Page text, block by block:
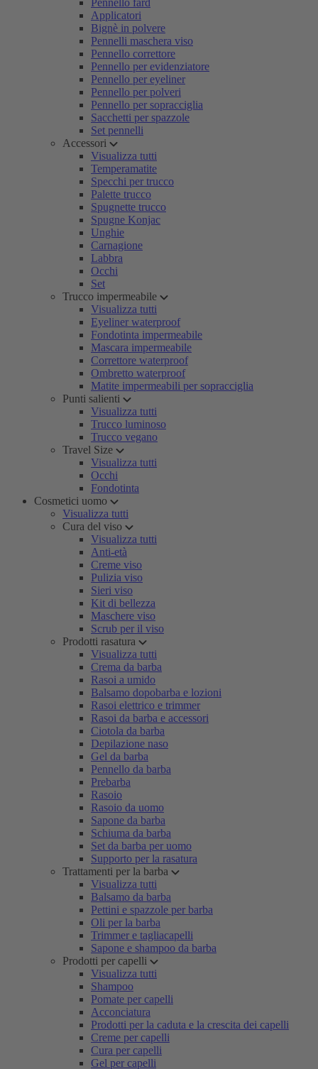
Pennello fard
Applicatori
Bignè in polvere
Pennelli maschera viso
Pennello correttore
Pennello per evidenziatore
Pennello per eyeliner
Pennello per polveri
Pennello per sopracciglia
Sacchetti per spazzole
Set pennelli
Accessori
Visualizza tutti
Temperamatite
Specchi per trucco
Palette trucco
Spugnette trucco
Spugne Konjac
Unghie
Carnagione
Labbra
Occhi
Set
Trucco impermeabile
Visualizza tutti
Eyeliner waterproof
Fondotinta impermeabile
Mascara impermeabile
Correttore waterproof
Ombretto waterproof
Matite impermeabili per sopracciglia
Punti salienti
Visualizza tutti
Trucco luminoso
Trucco vegano
Travel Size
Visualizza tutti
Occhi
Fondotinta
Cosmetici uomo
Visualizza tutti
Cura del viso
Visualizza tutti
Anti-età
Creme viso
Pulizia viso
Sieri viso
Kit di bellezza
Maschere viso
Scrub per il viso
Prodotti rasatura
Visualizza tutti
Crema da barba
Rasoi a umido
Balsamo dopobarba e lozioni
Rasoi elettrico e trimmer
Rasoi da barba e accessori
Ciotola da barba
Depilazione naso
Gel da barba
Pennello da barba
Prebarba
Rasoio
Rasoio da uomo
Sapone da barba
Schiuma da barba
Set da barba per uomo
Supporto per la rasatura
Trattamenti per la barba
Visualizza tutti
Balsamo da barba
Pettini e spazzole per barba
Oli per la barba
Trimmer e tagliacapelli
Sapone e shampoo da barba
Prodotti per capelli
Visualizza tutti
Shampoo
Pomate per capelli
Acconciatura
Prodotti per la caduta e la crescita dei capelli
Creme per capelli
Cura per capelli
Gel per capelli